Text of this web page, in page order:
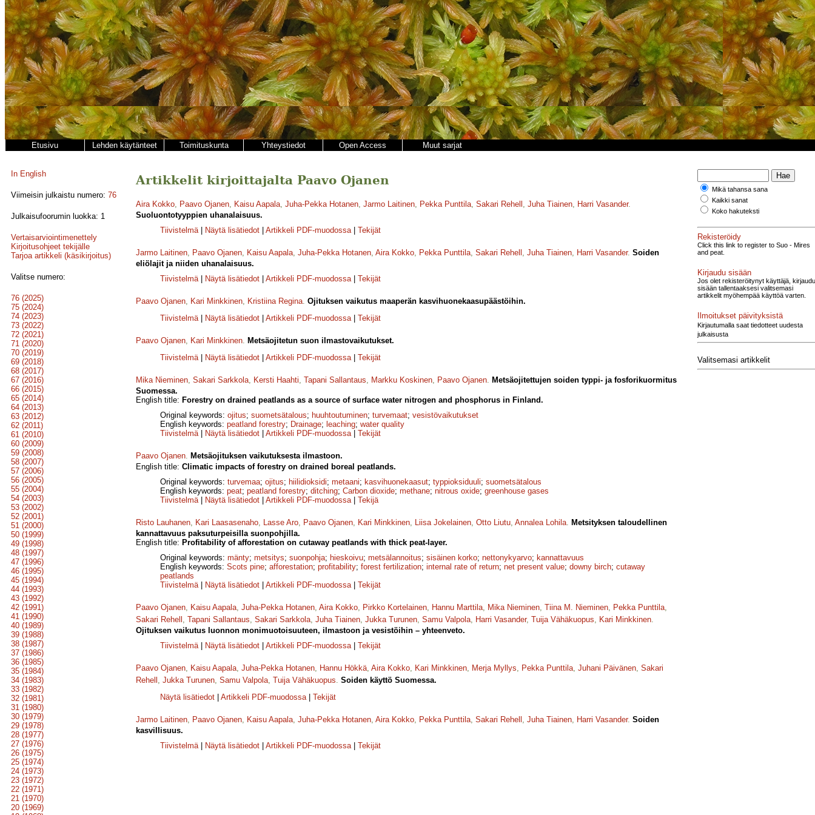
Etusivu Lehden käytänteet Toimituskunta Yhteystiedot Open Access Muut sarjat
In English
Viimeisin julkaistu numero: 76
Julkaisufoorumin luokka: 1
Vertaisarviointimenettely
Kirjoitusohjeet tekijälle
Tarjoa artikkeli (käsikirjoitus)
Valitse numero:
76 (2025)
75 (2024)
74 (2023)
73 (2022)
72 (2021)
71 (2020)
70 (2019)
69 (2018)
68 (2017)
67 (2016)
66 (2015)
65 (2014)
64 (2013)
63 (2012)
62 (2011)
61 (2010)
60 (2009)
59 (2008)
58 (2007)
57 (2006)
56 (2005)
55 (2004)
54 (2003)
53 (2002)
52 (2001)
51 (2000)
50 (1999)
49 (1998)
48 (1997)
47 (1996)
46 (1995)
45 (1994)
44 (1993)
43 (1992)
42 (1991)
41 (1990)
40 (1989)
39 (1988)
38 (1987)
37 (1986)
36 (1985)
35 (1984)
34 (1983)
33 (1982)
32 (1981)
31 (1980)
30 (1979)
29 (1978)
28 (1977)
27 (1976)
26 (1975)
25 (1974)
24 (1973)
23 (1972)
22 (1971)
21 (1970)
20 (1969)
Artikkelit kirjoittajalta Paavo Ojanen
Aira Kokko, Paavo Ojanen, Kaisu Aapala, Juha-Pekka Hotanen, Jarmo Laitinen, Pekka Punttila, Sakari Rehell , Juha Tiainen, Harri Vasander.
Suoluontotyyppien uhanalaisuus.
Tiivistelmä| Näytä lisätiedot Artikkeli PDF-muodossa| Tekijät
Jarmo Laitinen, Paavo Ojanen, Kaisu Aapala, Juha-Pekka Hotanen, Aira Kokko, Pekka Punttila, Sakari Rehell , Juha Tiainen, Harri Vasander. Soiden
eliölajit ja niiden uhanalaisuus.
Tiivistelmä| Näytä lisätiedot Artikkeli PDF-muodossa| Tekijät
Paavo Ojanen, Kari Minkkinen, Kristiina Regina. Ojituksen vaikutus maaperän kasvihuonekaasupäästöihin.
Tiivistelmä| Näytä lisätiedot Artikkeli PDF-muodossa| Tekijät
Paavo Ojanen, Kari Minkkinen. Metsäojitetun suon ilmastovaikutukset.
Tiivistelmä| Näytä lisätiedot Artikkeli PDF-muodossa| Tekijät
Mika Nieminen, Sakari Sarkkola, Kersti Haahti, Tapani Sallantaus, Markku Koskinen, Paavo Ojanen. Metsäojitettujen soiden typpi- ja fosforikuormitus
Suomessa.
English title: Forestry on drained peatlands as a source of surface water nitrogen and phosphorus in Finland.
Original keywords: ojitus; suometsätalous; huuhtoutuminen; turvemaat; vesistövaikutukset
English keywords: peatland forestry; Drainage; leaching; water quality
Tiivistelmä| Näytä lisätiedot Artikkeli PDF-muodossa| Tekijät
Paavo Ojanen. Metsäojituksen vaikutuksesta ilmastoon.
English title: Climatic impacts of forestry on drained boreal peatlands.
Original keywords: turvemaa; ojitus; hiilidioksidi; metaani; kasvihuonekaasut; typpioksiduuli; suometsätalous
English keywords: peat; peatland forestry; ditching; Carbon dioxide; methane; nitrous oxide; greenhouse gases
Tiivistelmä| Näytä lisätiedot Artikkeli PDF-muodossa| Tekijä
Risto Lauhanen, Kari Laasasenaho, Lasse Aro, Paavo Ojanen, Kari Minkkinen, Liisa Jokelainen, Otto Liutu, Annalea Lohila. Metsityksen taloudellinen
kannattavuus paksuturpeisilla suonpohjilla.
English title: Profitability of afforestation on cutaway peatlands with thick peat-layer.
Original keywords: mänty; metsitys; suonpohja; hieskoivu; metsälannoitus; sisäinen korko; netto­nykyarvo; kannattavuus
English keywords: Scots pine; afforestation; profitability; forest fertilization; internal rate of return; net present value; downy birch; cutaway
peatlands
Tiivistelmä| Näytä lisätiedot Artikkeli PDF-muodossa| Tekijät
Paavo Ojanen, Kaisu Aapala, Juha-Pekka Hotanen, Aira Kokko, Pirkko Kortelainen, Hannu Marttila, Mika Nieminen, Tiina M. Nieminen, Pekka Punttila,
Sakari Rehell , Tapani Sallantaus, Sakari Sarkkola, Juha Tiainen, Jukka Turunen, Samu Valpola, Harri Vasander, Tuija Vähäkuopus, Kari Minkkinen.
Ojituksen vaikutus luonnon monimuotoisuuteen, ilmastoon ja vesistöihin – yhteenveto.
Tiivistelmä| Näytä lisätiedot Artikkeli PDF-muodossa| Tekijät
Paavo Ojanen, Kaisu Aapala, Juha-Pekka Hotanen, Hannu Hökkä, Aira Kokko, Kari Minkkinen, Merja Myllys, Pekka Punttila, Juhani Päivänen, Sakari
Rehell , Jukka Turunen, Samu Valpola, Tuija Vähäkuopus. Soiden käyttö Suomessa.
Näytä lisätiedot
Artikkeli PDF-muodossa| Tekijät
Jarmo Laitinen, Paavo Ojanen, Kaisu Aapala, Juha-Pekka Hotanen, Aira Kokko, Pekka Punttila, Sakari Rehell , Juha Tiainen, Harri Vasander. Soiden
kasvillisuus.
Tiivistelmä| Näytä lisätiedot Artikkeli PDF-muodossa| Tekijät
Mikä tahansa sana
Kaikki sanat
Koko hakuteksti
Rekisteröidy
Click this link to register to Suo - Mires
and peat.
Kirjaudu sisään
Jos olet rekisteröitynyt käyttäjä, kirjaudu
sisään tallentaaksesi valitsemasi
artikkelit myöhempää käyttöä varten.
Ilmoitukset päivityksistä
Kirjautumalla saat tiedotteet uudesta
julkaisusta
Valitsemasi artikkelit